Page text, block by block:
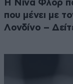
Η Νίνα Φλορ
που μένει με
Λονδίνο –